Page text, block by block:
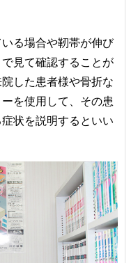
る場合や靭帯が伸び
見て確認することが
した患者様や骨折な
を使用して、その患
状を説明するといい